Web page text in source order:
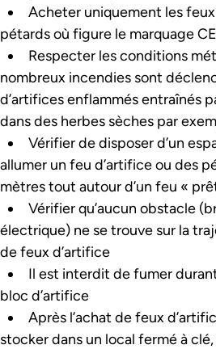
Acheter uniquement les
pétards où figure le marquage CE
Respecter les conditions
nombreux incendies sont
d’artifices enflammés entraînés
dans des herbes sèches par
Vérifier de disposer d’un
allumer un feu d’artifice ou des
mètres tout autour d’un feu «
Vérifier qu’aucun obstacle
électrique) ne se trouve sur la
de feux d’artifice
Il est interdit de fumer
bloc d’artifice
Après l’achat de feux
stocker dans un local fermé à